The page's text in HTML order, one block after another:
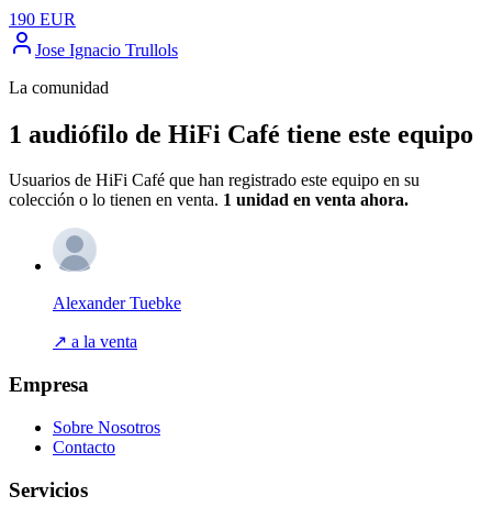
190 EUR
Jose Ignacio Trullols
La comunidad
1 audiófilo de HiFi Café tiene este equipo
Usuarios de HiFi Café que han registrado este equipo en su
colección o lo tienen en venta. 1 unidad en venta ahora.
Alexander Tuebke
↗ a la venta
Empresa
Sobre Nosotros
Contacto
Servicios